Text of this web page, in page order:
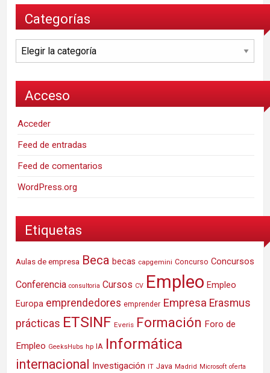
Categorías
Categorías
Acceso
Acceder
Feed de entradas
Feed de comentarios
WordPress.org
Etiquetas
Aulas de empresa Beca becas capgemini Concurso Concursos
Conferencia consultoria Cursos CV Empleo Empleo
Europa emprendedores emprender Empresa Erasmus
prácticas ETSINF Everis Formación Foro de
Empleo GeeksHubs hp IA Informática
internacional Investigación IT Java Madrid Microsoft oferta